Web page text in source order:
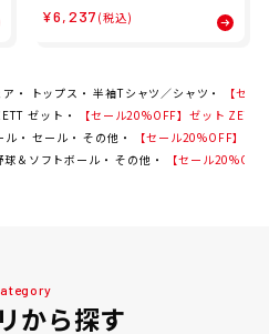
ル ウェア 半袖 Tシャツ アシ
¥6,237 (税込)
トップス 半袖Tシャツ／シャツ
【セー
ゼット
【セール20%OFF】ゼット ZETT
ル セール その他
【セール20%OFF】ゼ
球＆ソフトボール その他 【セール
から探す